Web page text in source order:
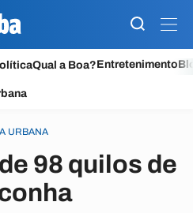
Qual a Boa?Entretenimento
URBANA
98 quilos de